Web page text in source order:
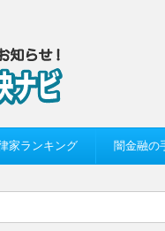
家ランキング 闇金融の